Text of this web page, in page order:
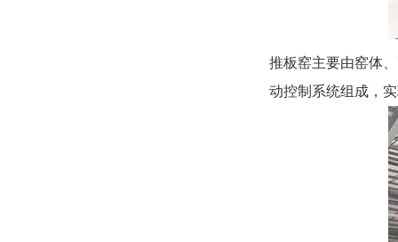
推板窑主要由窑体
动控制系统组成，